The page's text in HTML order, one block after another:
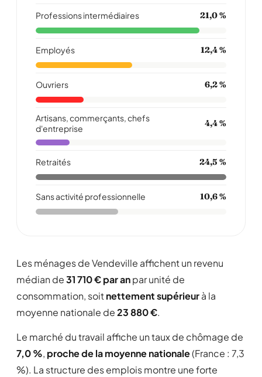
Professions intermédiaires 21,0 %
Employés 12,4 %
Ouvriers 6,2 %
Artisans, commerçants, chefs
d'entreprise
4,4 %
Retraités 24,5 %
Sans activité professionnelle 10,6 %
Les ménages de Vendeville affichent un revenu
médian de31 710 € par anpar unité de
consommation, soitnettement supérieurà la
moyenne nationale de23 880 €.
Le marché du travail affiche un taux de chômage de
7,0 %, proche de la moyenne nationale(France : 7,3
%). La structure des emplois montre une forte